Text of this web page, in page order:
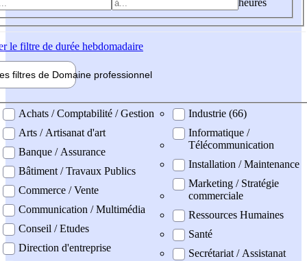
heures
le filtre de durée hebdomadaire
filtres de Domaine professionnel
professionel
Achats / Comptabilité / Gestion
Arts / Artisanat d'art
Banque / Assurance
Bâtiment / Travaux Publics
Commerce / Vente
Communication / Multimédia
Conseil / Etudes
Direction d'entreprise
Industrie (66)
Informatique /
Télécommunication
Installation / Maintenance
Marketing / Stratégie
commerciale
Ressources Humaines
Santé
Secrétariat / Assistanat